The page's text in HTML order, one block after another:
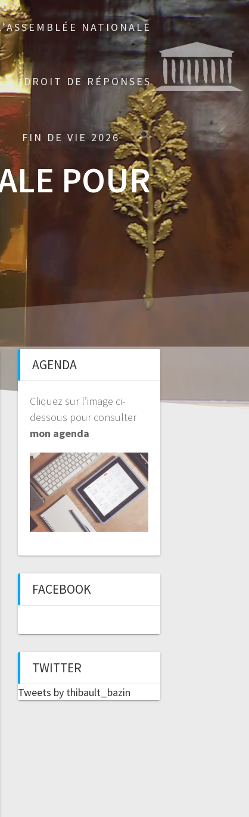
NATIONALE
DROIT DE RÉPONSES
FIN DE VIE 2026
POUR
AGENDA
Cliquez sur l’image ci-
dessous pour consulter
mon agenda
FACEBOOK
TWITTER
Tweets by thibault_bazin